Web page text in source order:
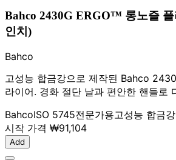
Bahco 2430G ERGO™ 롱노즐 플
인치)
Bahco
고성능 합금강으로 제작된 Bahco
라이어. 경화 절단 날과 편안한 핸들로
BahcoISO 5745전문가용고성능 합금강
시작 가격 ₩91,104
Add